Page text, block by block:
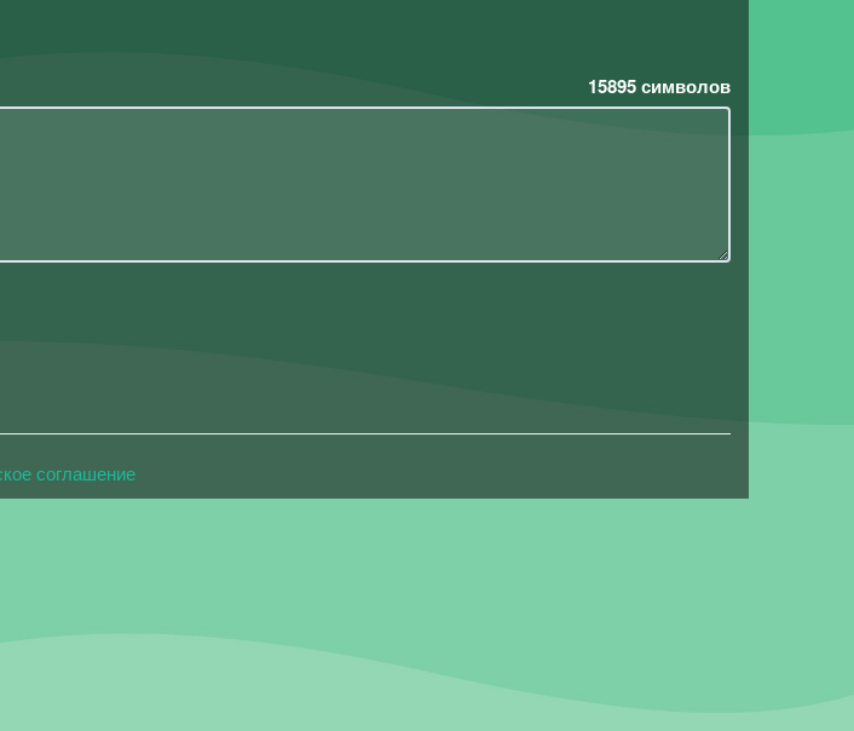
15895символов
соглашение